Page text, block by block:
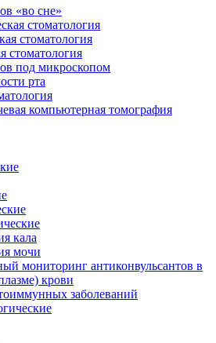
«во сне»
стоматология
стоматология
стоматология
под микроскопом
рта
компьютерная томография
кала
мочи
мониторинг антиконвульсантов в
крови
заболеваний